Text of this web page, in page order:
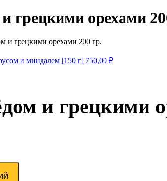
грецкими орехами
и грецкими орехами 200 гр.
и миндалем [150 г] 750,00 ₽
и грецкими